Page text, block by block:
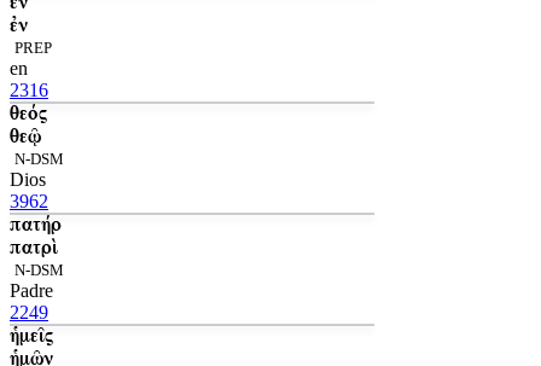
ἐν
PREP
en
2316
θεός
θεῷ
N-DSM
Dios
3962
πατήρ
πατρὶ
N-DSM
Padre
2249
ἡμεῖς
ἡμῶν